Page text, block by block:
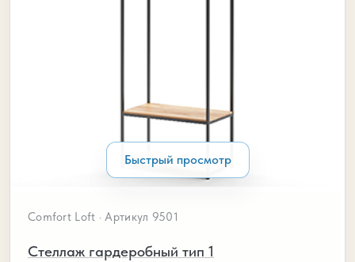
Быстрый просмотр
Comfort Loft · Артикул 9501
Стеллаж гардеробный тип 1